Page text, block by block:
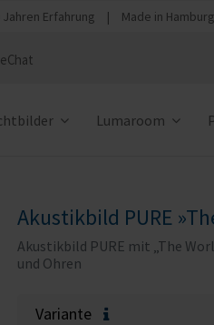
Erfahrung | Made in Hamburg
Lumaroom
Akustikbild PURE
Akustikbild PURE mit „The
und Ohren
Variante